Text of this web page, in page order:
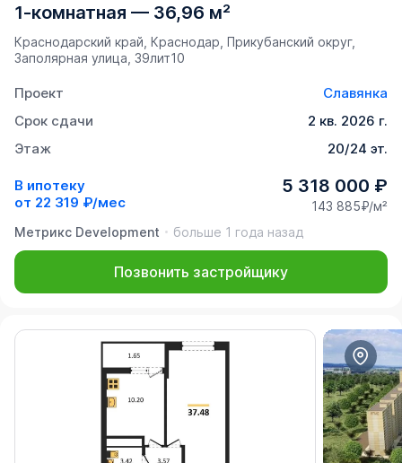
1-комнатная — 36,96 м²
Краснодарский край, Краснодар, Прикубанский округ,
Заполярная улица, 39лит10
Проект
Славянка
Срок сдачи
2 кв. 2026 г.
Этаж
20/24 эт.
В ипотеку
от 22 319 ₽/мес
5 318 000 ₽
143 885₽/м²
Метрикс Development
больше 1 года назад
Позвонить застройщику